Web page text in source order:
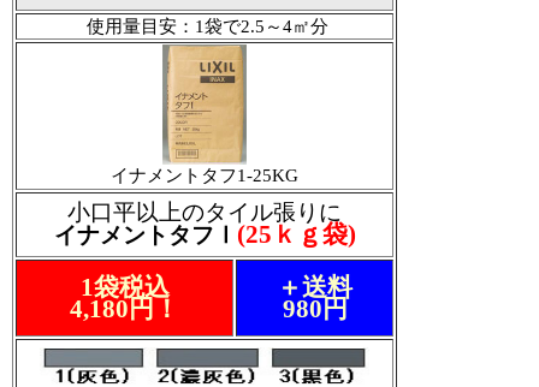
使用量目安：1袋で2.5～4㎡分
イナメントタフ1-25KG
小口平以上のタイル張りに
イナメントタフⅠ (25ｋｇ袋)
1袋税込
4,180円！
＋送料
980円